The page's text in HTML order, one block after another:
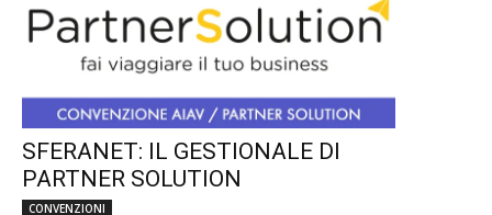
SFERANET: IL GESTIONALE DI
PARTNER SOLUTION
CONVENZIONI